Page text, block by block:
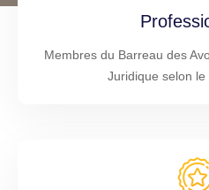
Membres du Barreau des
Juridique selon